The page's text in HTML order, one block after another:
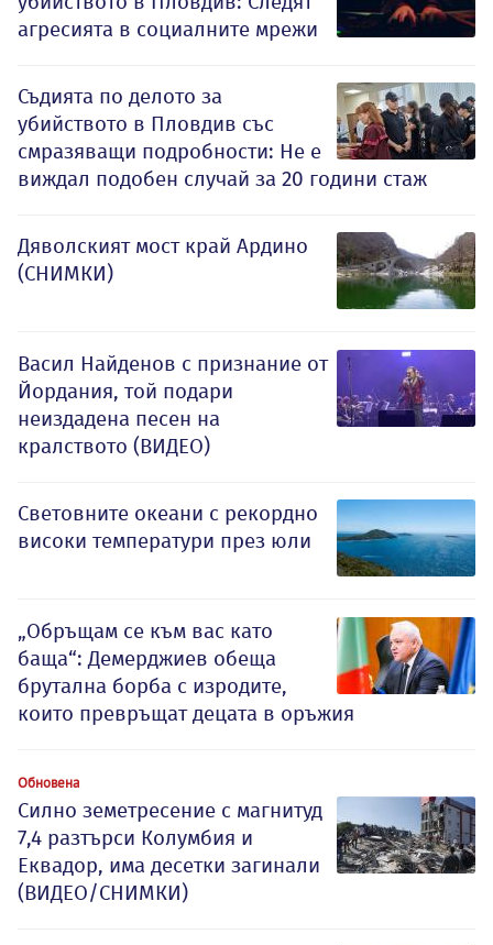
агресията в социалните мрежи
Съдията по делото за
убийството в Пловдив със
смразяващи подробности: Не е
виждал подобен случай за 20 години стаж
Дяволският мост край Ардино
(СНИМКИ)
Васил Найденов с признание от
Йордания, той подари
неиздадена песен на
кралството (ВИДЕО)
Световните океани с рекордно
високи температури през юли
„Обръщам се към вас като
баща“: Демерджиев обеща
брутална борба с изродите,
които превръщат децата в оръжия
Обновена
Силно земетресение с магнитуд
7,4 разтърси Колумбия и
Еквадор, има десетки загинали
(ВИДЕО/СНИМКИ)